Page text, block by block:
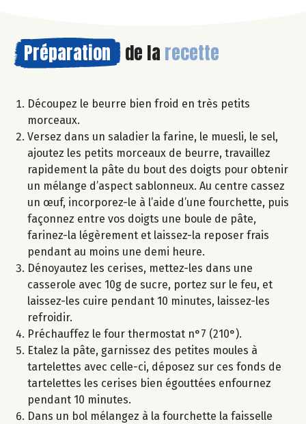
Préparation de la recette
Découpez le beurre bien froid en très petits
morceaux.
Versez dans un saladier la farine, le muesli, le sel,
ajoutez les petits morceaux de beurre, travaillez
rapidement la pâte du bout des doigts pour obtenir
un mélange d’aspect sablonneux. Au centre cassez
un œuf, incorporez-le à l’aide d’une fourchette, puis
façonnez entre vos doigts une boule de pâte,
farinez-la légèrement et laissez-la reposer frais
pendant au moins une demi heure.
Dénoyautez les cerises, mettez-les dans une
casserole avec 10g de sucre, portez sur le feu, et
laissez-les cuire pendant 10 minutes, laissez-les
refroidir.
Préchauffez le four thermostat n°7 (210°).
Etalez la pâte, garnissez des petites moules à
tartelettes avec celle-ci, déposez sur ces fonds de
tartelettes les cerises bien égouttées enfournez
pendant 10 minutes.
Dans un bol mélangez à la fourchette la faisselle